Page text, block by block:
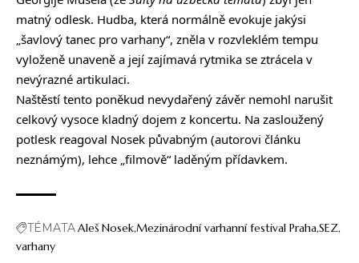
matný odlesk. Hudba, která normálně evokuje jakýsi
„šavlový tanec pro varhany“, zněla v rozvleklém tempu
vyloženě unaveně a její zajímavá rytmika se ztrácela v
nevýrazné artikulaci.
Naštěstí tento poněkud nevydařený závěr nemohl narušit
celkový vysoce kladný dojem z koncertu. Na zasloužený
potlesk reagoval Nosek půvabným (autorovi článku
neznámým), lehce „filmově“ laděným přídavkem.
TÉMATAAleš NosekMezinárodní varhanní festival PrahaSEZ
varhany